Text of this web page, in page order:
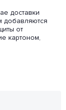
доставки
добавляются
от
картоном,